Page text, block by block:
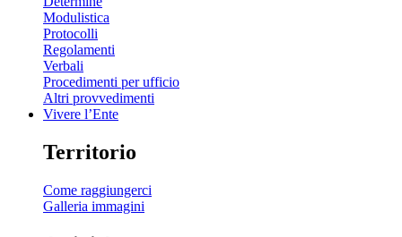
Modulistica
Protocolli
Regolamenti
Verbali
Procedimenti per ufficio
Altri provvedimenti
Vivere l’Ente
Territorio
Come raggiungerci
Galleria immagini